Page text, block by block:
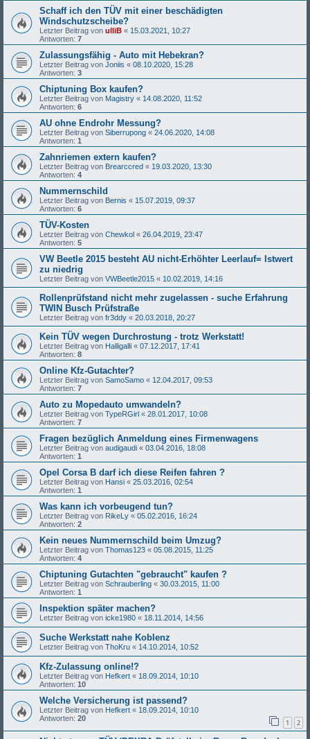
Schaff ich den TÜV mit einer beschädigten
Windschutzscheibe?
Letzter Beitrag von ulliB « 15.03.2021, 10:27
Antworten: 7
Zulassungsfähig - Auto mit Hebekran?
Letzter Beitrag von Joniis « 08.10.2020, 15:28
Antworten: 3
Chiptuning Box kaufen?
Letzter Beitrag von Magistry « 14.08.2020, 11:52
Antworten: 6
AU ohne Endrohr Messung?
Letzter Beitrag von Siberrupong « 24.06.2020, 14:08
Antworten: 1
Zahnriemen extern kaufen?
Letzter Beitrag von Brearccred « 19.03.2020, 13:30
Antworten: 4
Nummernschild
Letzter Beitrag von Bernis « 15.07.2019, 09:37
Antworten: 6
TÜV-Kosten
Letzter Beitrag von Chewkol « 26.04.2019, 23:47
Antworten: 5
VW Beetle 2015 besteht AU nicht-Erhöhter Leerlauf= Istwert
zu niedrig
Letzter Beitrag von VWBeetle2015 « 10.02.2019, 14:16
Rollenprüfstand nicht mehr zugelassen - suche Erfahrung
TWIN Busch Prüfstraße
Letzter Beitrag von fr3ddy « 20.03.2018, 20:27
Kein TÜV wegen Durchrostung - trotz Werkstatt!
Letzter Beitrag von Halligalli « 07.12.2017, 17:41
Antworten: 8
Online Kfz-Gutachter?
Letzter Beitrag von SamoSamo « 12.04.2017, 09:53
Antworten: 7
Auto zu Mopedauto umwandeln?
Letzter Beitrag von TypeRGirl « 28.01.2017, 10:08
Antworten: 7
Fragen bezüglich Anmeldung eines Firmenwagens
Letzter Beitrag von audigaudi « 03.04.2016, 18:08
Antworten: 1
Opel Corsa B darf ich diese Reifen fahren ?
Letzter Beitrag von Hansi « 25.03.2016, 02:54
Antworten: 1
Was kann ich vorbeugend tun?
Letzter Beitrag von RikeLy « 05.02.2016, 16:24
Antworten: 2
Kein neues Nummernschild beim Umzug?
Letzter Beitrag von Thomas123 « 05.08.2015, 11:25
Antworten: 4
Chiptuning Gutachten "gebraucht" kaufen ?
Letzter Beitrag von Schrauberling « 30.03.2015, 11:00
Antworten: 1
Inspektion später machen?
Letzter Beitrag von icke1980 « 18.11.2014, 14:56
Suche Werkstatt nahe Koblenz
Letzter Beitrag von ThoKru « 14.10.2014, 10:52
Kfz-Zulassung online!?
Letzter Beitrag von Hefkert « 18.09.2014, 10:10
Antworten: 10
Welche Versicherung ist passend?
Letzter Beitrag von Hefkert « 18.09.2014, 10:10
Antworten: 20 1 2